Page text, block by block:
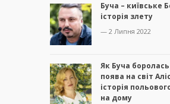
Буча – київське
історія злету
— 2 Липня 2022
Як Буча
поява на світ
історія
на дому